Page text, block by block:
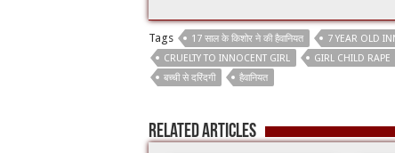
e
b
o
k
tt
er
ai
l
at
sA
Tags 17 साल के किशोर ने की हैवानियत 7 YEAR OLD
CRUELTY TO INNOCENT GIRL
GIRL CHILD RAPE
बच्ची से दरिंदगी
हैवानियत
Related Articles